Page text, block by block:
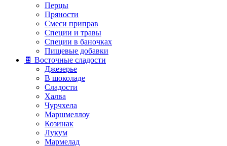
Перцы
Пряности
Смеси приправ
Специи и травы
Специи в баночках
Пищевые добавки
🍫 Восточные сладости
Джезерье
В шоколаде
Сладости
Халва
Чурчхела
Маршмеллоу
Козинак
Лукум
Мармелад